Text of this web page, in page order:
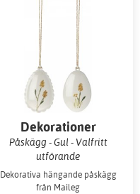
Dekorationer
Påskägg - Gul - Valfritt
utförande
Dekorativa hängande påskägg
från Maileg